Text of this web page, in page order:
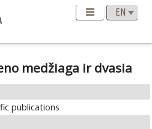
medžiaga ir dvasia
publications